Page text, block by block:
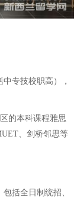
专技校职高），
的本科课程雅思
、剑桥邻思等
括全日制统招、